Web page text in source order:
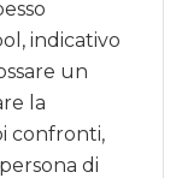
indicativo
un
la
confronti,
di